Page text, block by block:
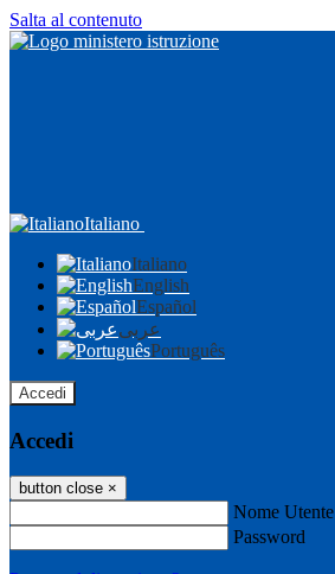
Salta al contenuto
Italiano
Italiano
English
Español
عربى
Português
Accedi
Accedi
button close ×
Nome Utente
Password